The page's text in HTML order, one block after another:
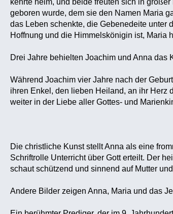
kehrte heim, und beide freuten sich in
geboren wurde, dem sie den Namen Maria
das Leben schenkte, die Gebenedeite unter
Hoffnung und die Himmelskönigin ist, Maria
Drei Jahre behielten Joachim und Anna das
Während Joachim vier Jahre nach der
ihren Enkel, den lieben Heiland, an ihr Herz
weiter in der Liebe aller Gottes- und
Die christliche Kunst stellt Anna als eine
Schriftrolle Unterricht über Gott erteilt. Der
schaut schützend und sinnend auf Mutter
Andere Bilder zeigen Anna, Maria und das